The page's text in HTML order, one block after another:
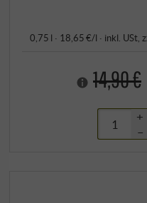
0,75 l · 18,65 €/l · inkl. USt,
14,90 €
+
–